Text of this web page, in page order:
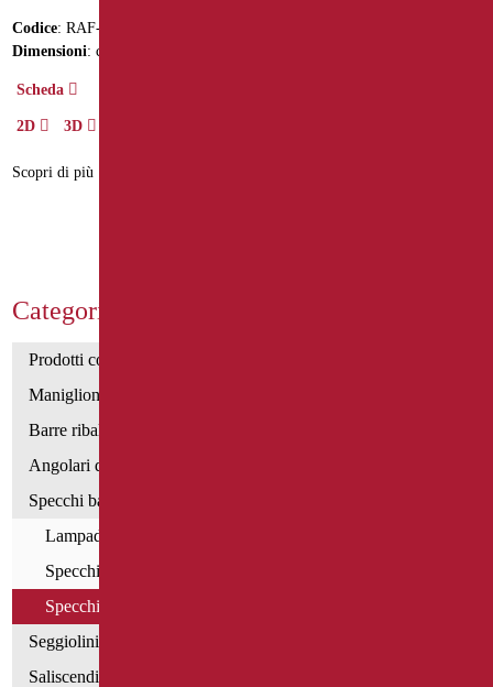
Categorie Prodotti
Prodotti con dichiarazione CAM
Maniglioni di sostegno
Barre ribaltabili e fisse
Angolari doccia e vasca
Specchi bagno
Lampade per specchi
Specchi fissi
Specchi Reclinabili
Seggiolini vasca e doccia
Saliscendi doccia di sostegno
Codice: RAF-D0018/31
Dimensioni: cm. Ø60
Scheda
2D 3D
Scopri di più